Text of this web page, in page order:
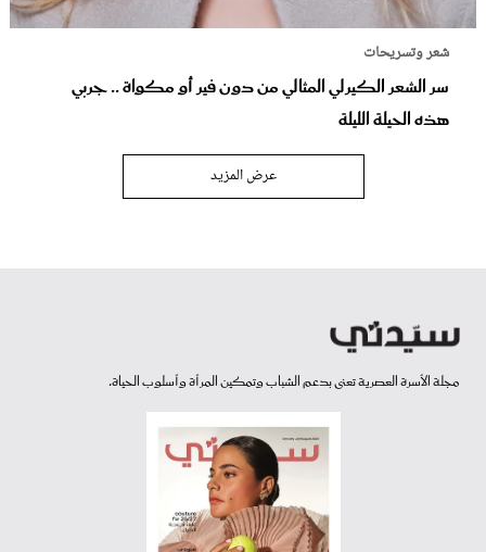
شعر وتسريحات
سر الشعر الكيرلي المثالي من دون فير أو مكواة .. جربي
هذه الحيلة الليلة
عرض المزيد
مجلة الأسرة العصرية تعنى بدعم الشباب وتمكين المرأة وأسلوب الحياة.